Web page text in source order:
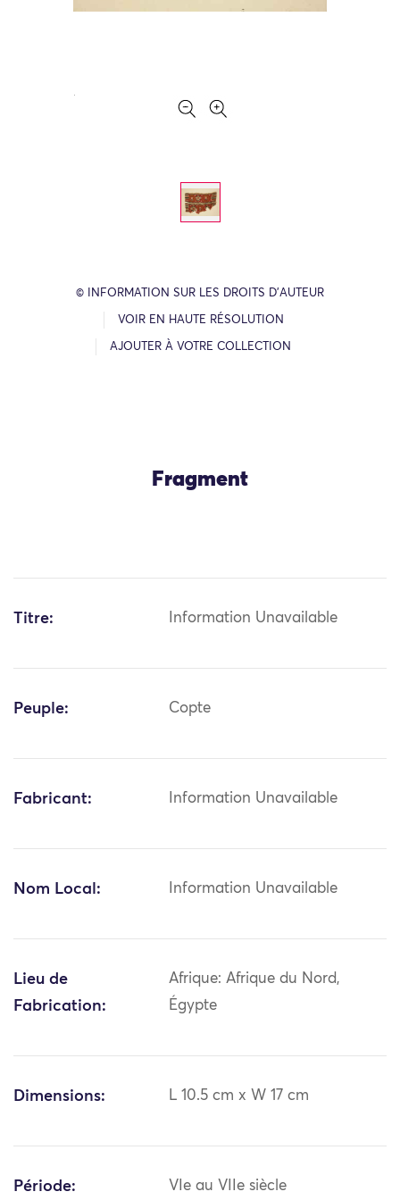
© INFORMATION SUR LES DROITS D’AUTEUR
VOIR EN HAUTE RÉSOLUTION
AJOUTER À VOTRE COLLECTION
Fragment
Titre: Information Unavailable
Peuple: Copte
Fabricant: Information Unavailable
Nom Local: Information Unavailable
Lieu de
Fabrication:
Afrique: Afrique du Nord,
Égypte
Dimensions: L 10.5 cm x W 17 cm
Période: VIe au VIIe siècle